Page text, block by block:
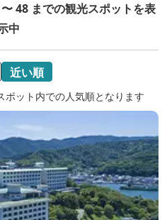
48 までの観光スポットを表
中
近い順
ット内での人気順となります